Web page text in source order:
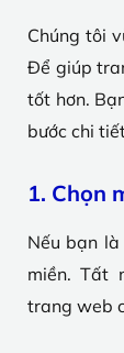
Chúng tôi
Để giúp
tốt hơn.
bước chi
1. Chọn
Nếu bạn
miền. Tất
trang web